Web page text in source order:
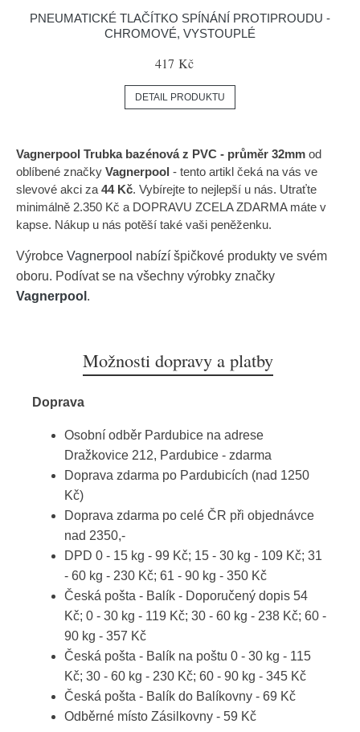
PNEUMATICKÉ TLAČÍTKO SPÍNÁNÍ PROTIPROUDU -
CHROMOVÉ, VYSTOUPLÉ
417 Kč
DETAIL PRODUKTU
Vagnerpool Trubka bazénová z PVC - průměr 32mm od
oblíbené značky Vagnerpool - tento artikl čeká na vás ve
slevové akci za 44 Kč. Vybírejte to nejlepší u nás. Utraťte
minimálně 2.350 Kč a DOPRAVU ZCELA ZDARMA máte v
kapse. Nákup u nás potěší také vaši peněženku.
Výrobce Vagnerpool nabízí špičkové produkty ve svém
oboru. Podívat se na všechny výrobky značky
Vagnerpool .
Možnosti dopravy a platby
Doprava
Osobní odběr Pardubice na adrese
Dražkovice 212, Pardubice - zdarma
Doprava zdarma po Pardubicích (nad 1250
Kč)
Doprava zdarma po celé ČR při objednávce
nad 2350,-
DPD 0 - 15 kg - 99 Kč; 15 - 30 kg - 109 Kč; 31
- 60 kg - 230 Kč; 61 - 90 kg - 350 Kč
Česká pošta - Balík - Doporučený dopis 54
Kč; 0 - 30 kg - 119 Kč; 30 - 60 kg - 238 Kč; 60 -
90 kg - 357 Kč
Česká pošta - Balík na poštu 0 - 30 kg - 115
Kč; 30 - 60 kg - 230 Kč; 60 - 90 kg - 345 Kč
Česká pošta - Balík do Balíkovny - 69 Kč
Odběrné místo Zásilkovny - 59 Kč